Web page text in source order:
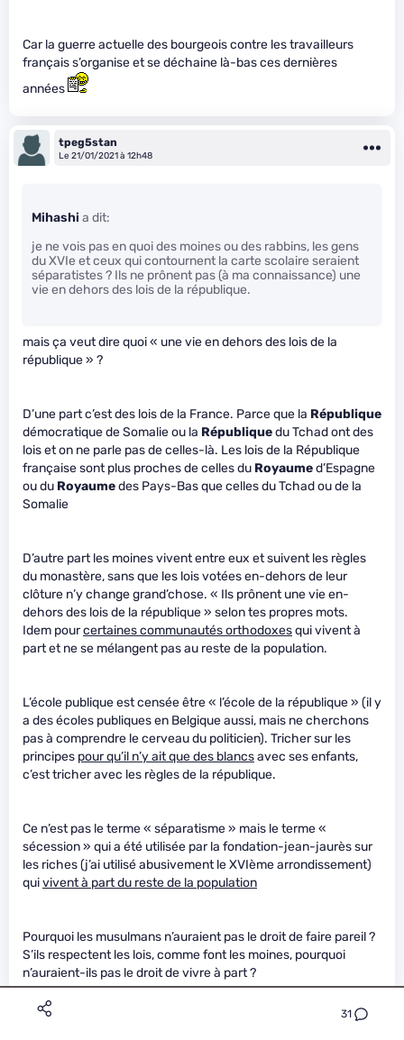
31
Car la guerre actuelle des bourgeois contre les travailleurs
français s’organise et se déchaine là-bas ces dernières
années
tpeg5stan
Le 21/01/2021 à 12h48
Mihashi a dit:
je ne vois pas en quoi des moines ou des rabbins, les gens
du XVIe et ceux qui contournent la carte scolaire seraient
séparatistes ? Ils ne prônent pas (à ma connaissance) une
vie en dehors des lois de la république.
mais ça veut dire quoi « une vie en dehors des lois de la
république » ?
D’une part c’est des lois de la France. Parce que la République
démocratique de Somalie ou la Républiquedu Tchad ont des
lois et on ne parle pas de celles-là. Les lois de la République
française sont plus proches de celles du Royaumed’Espagne
ou du Royaumedes Pays-Bas que celles du Tchad ou de la
Somalie
D’autre part les moines vivent entre eux et suivent les règles
du monastère, sans que les lois votées en-dehors de leur
clôture n’y change grand’chose. « Ils prônent une vie en-
dehors des lois de la république » selon tes propres mots.
Idem pourcertaines communautés orthodoxesqui vivent à
part et ne se mélangent pas au reste de la population.
L’école publique est censée être « l’école de la république » (il y
a des écoles publiques en Belgique aussi, mais ne cherchons
pas à comprendre le cerveau du politicien). Tricher sur les
principes pour qu’il n’y ait que des blancsavec ses enfants,
c’est tricher avec les règles de la république.
Ce n’est pas le terme « séparatisme » mais le terme «
sécession » qui a été utilisée par la fondation-jean-jaurès sur
les riches (j’ai utilisé abusivement le XVIème arrondissement)
quivivent à part du reste de la population
Pourquoi les musulmans n’auraient pas le droit de faire pareil ?
S’ils respectent les lois, comme font les moines, pourquoi
n’auraient-ils pas le droit de vivre à part ?